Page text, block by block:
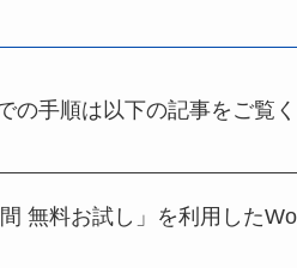
の手順は以下の記事をご覧く
無料お試し」を利用した